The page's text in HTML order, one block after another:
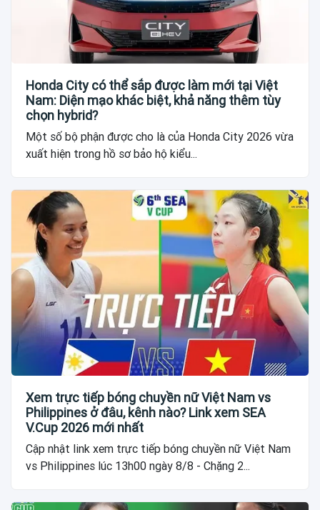
Honda City có thể sắp được làm mới tại Việt
Nam: Diện mạo khác biệt, khả năng thêm tùy
chọn hybrid?
Một số bộ phận được cho là của Honda City 2026 vừa
xuất hiện trong hồ sơ bảo hộ kiểu...
Xem trực tiếp bóng chuyền nữ Việt Nam vs
Philippines ở đâu, kênh nào? Link xem SEA
V.Cup 2026 mới nhất
Cập nhật link xem trực tiếp bóng chuyền nữ Việt Nam
vs Philippines lúc 13h00 ngày 8/8 - Chặng 2...